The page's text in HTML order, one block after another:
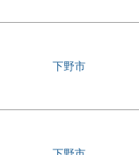
下野市